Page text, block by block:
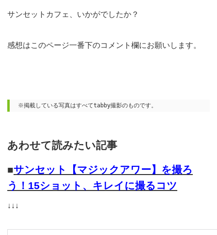
サンセットカフェ、いかがでしたか？
感想はこのページ一番下のコメント欄にお願いします。
※掲載している写真はすべてtabby撮影のものです。
あわせて読みたい記事
■サンセット【マジックアワー】を撮ろ
う！15ショット、キレイに撮るコツ
↓↓↓